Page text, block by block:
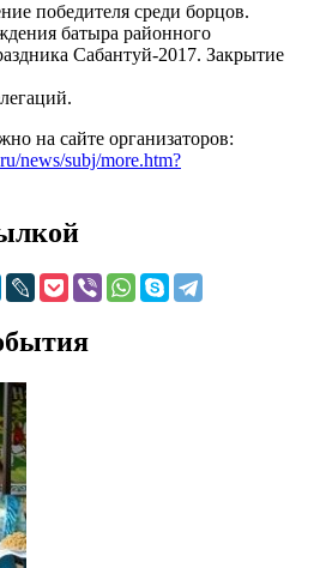
победителя среди борцов.
батыра районного
Сабантуй-2017. Закрытие
на сайте организаторов:
news/subj/more.htm?